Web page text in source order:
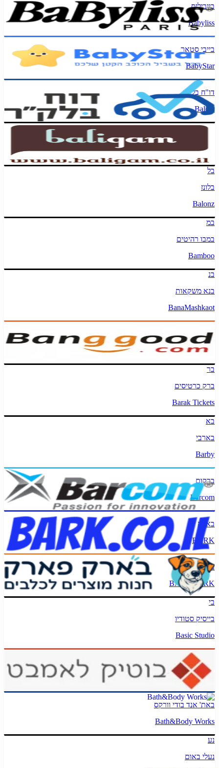
בייביליס
Babyliss
בייבי סטאר
BabyStar
דו"ח בלקר
Balcar
baligam
בל
בלונז
Balonz
במ
במבו רהיטים
Bamboo
בנ
בנא משקאות
BanaMashkaot
בנגגוד
Banggood
בר
ברק כרטיסים
Barak Tickets
בא
בארבי
Barby
ברקום
Barcom
בארק
BARK
בארק פארק
BARK PARK
בי
בייסיק סטודיו
Basic Studio
בוטיק לאמבט
Bath Boutique
באת' אנד בודי וורקס
Bath&Body Works
נע
נעלי באום